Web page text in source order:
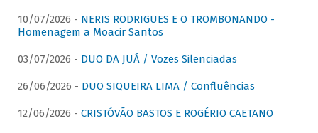
10/07/2026 - NERIS RODRIGUES E O TROMBONANDO -
Homenagem a Moacir Santos
03/07/2026 - DUO DA JUÁ / Vozes Silenciadas
26/06/2026 - DUO SIQUEIRA LIMA / Confluências
12/06/2026 - CRISTÓVÃO BASTOS E ROGÉRIO CAETANO